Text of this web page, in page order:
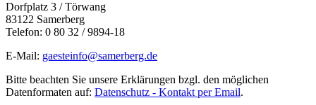
Dorfplatz 3 / Törwang
83122 Samerberg
Telefon: 0 80 32 / 9894-18
E-Mail: gaesteinfo@samerberg.de
Bitte beachten Sie unsere Erklärungen bzgl. den möglichen
Datenformaten auf: Datenschutz - Kontakt per Email.